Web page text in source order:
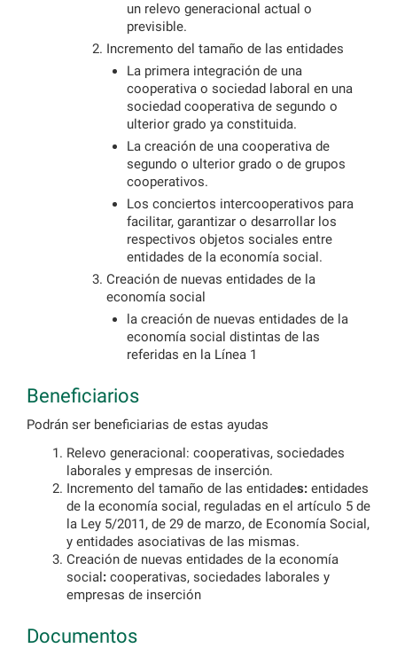
un relevo generacional actual o
previsible.
Incremento del tamaño de las entidades
La primera integración de una
cooperativa o sociedad laboral en una
sociedad cooperativa de segundo o
ulterior grado ya constituida.
La creación de una cooperativa de
segundo o ulterior grado o de grupos
cooperativos.
Los conciertos intercooperativos para
facilitar, garantizar o desarrollar los
respectivos objetos sociales entre
entidades de la economía social.
Creación de nuevas entidades de la
economía social
la creación de nuevas entidades de la
economía social distintas de las
referidas en la Línea 1
Beneficiarios
Podrán ser beneficiarias de estas ayudas
Relevo generacional: cooperativas, sociedades
laborales y empresas de inserción.
Incremento del tamaño de las entidades: entidades
de la economía social, reguladas en el artículo 5 de
la Ley 5/2011, de 29 de marzo, de Economía Social,
y entidades asociativas de las mismas.
Creación de nuevas entidades de la economía
social: cooperativas, sociedades laborales y
empresas de inserción
Documentos